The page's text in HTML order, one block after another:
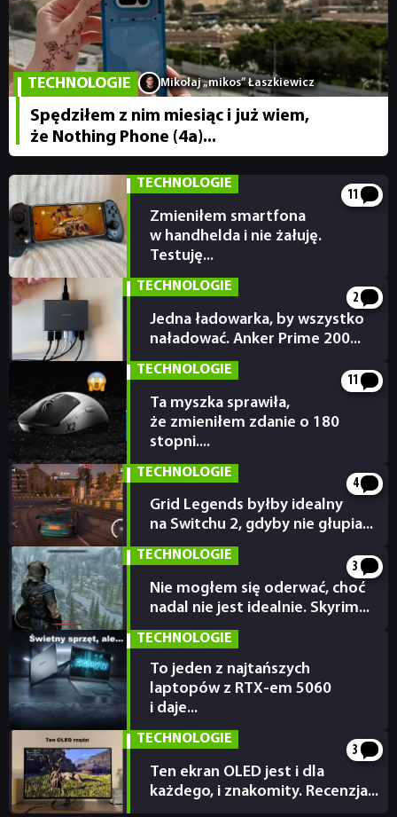
RECENZJE
PUBLICYSTYKA
KULTURA
RETRO
TECHNOLOGIE
DYSKUSJE
JUŻ GRALIŚMY
SKLEP
TECHNOLOGIE Mikołaj „mikos” Łaszkiewicz
Spędziłem z nim miesiąc i już wiem,
że Nothing Phone (4a)...
TECHNOLOGIE
11
Zmieniłem smartfona
w handhelda i nie żałuję.
Testuję...
TECHNOLOGIE
2
Jedna ładowarka, by wszystko
naładować. Anker Prime 200...
TECHNOLOGIE
11
Ta myszka sprawiła,
że zmieniłem zdanie o 180
stopni....
TECHNOLOGIE
4
Grid Legends byłby idealny
na Switchu 2, gdyby nie głupia...
TECHNOLOGIE
3
Nie mogłem się oderwać, choć
nadal nie jest idealnie. Skyrim...
TECHNOLOGIE
To jeden z najtańszych
laptopów z RTX-em 5060
i daje...
TECHNOLOGIE
3
Ten ekran OLED jest i dla
każdego, i znakomity. Recenzja...